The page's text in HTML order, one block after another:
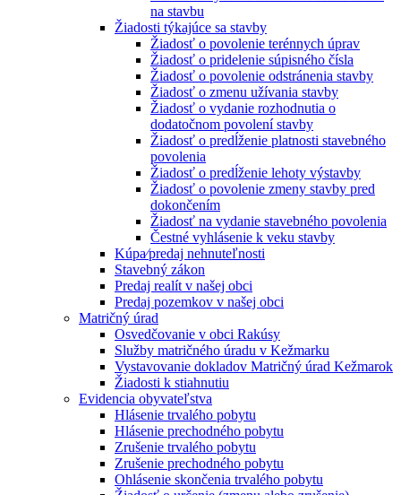
na stavbu
Žiadosti týkajúce sa stavby
Žiadosť o povolenie terénnych úprav
Žiadosť o pridelenie súpisného čísla
Žiadosť o povolenie odstránenia stavby
Žiadosť o zmenu užívania stavby
Žiadosť o vydanie rozhodnutia o
dodatočnom povolení stavby
Žiadosť o predĺženie platnosti stavebného
povolenia
Žiadosť o predĺženie lehoty výstavby
Žiadosť o povolenie zmeny stavby pred
dokončením
Žiadosť na vydanie stavebného povolenia
Čestné vyhlásenie k veku stavby
Kúpa⁄predaj nehnuteľnosti
Stavebný zákon
Predaj realít v našej obci
Predaj pozemkov v našej obci
Matričný úrad
Osvedčovanie v obci Rakúsy
Služby matričného úradu v Kežmarku
Vystavovanie dokladov Matričný úrad Kežmarok
Žiadosti k stiahnutiu
Evidencia obyvateľstva
Hlásenie trvalého pobytu
Hlásenie prechodného pobytu
Zrušenie trvalého pobytu
Zrušenie prechodného pobytu
Ohlásenie skončenia trvalého pobytu